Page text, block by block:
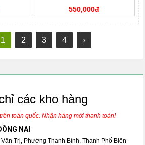
550,000đ
1 2 3 4 ›
các kho hàng
toàn quốc. Nhận hàng mới thanh toán!
NAI
Trị, Phường Thanh Bình, Thành Phố Biên